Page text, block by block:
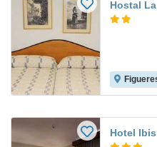
Hostal
Hotel